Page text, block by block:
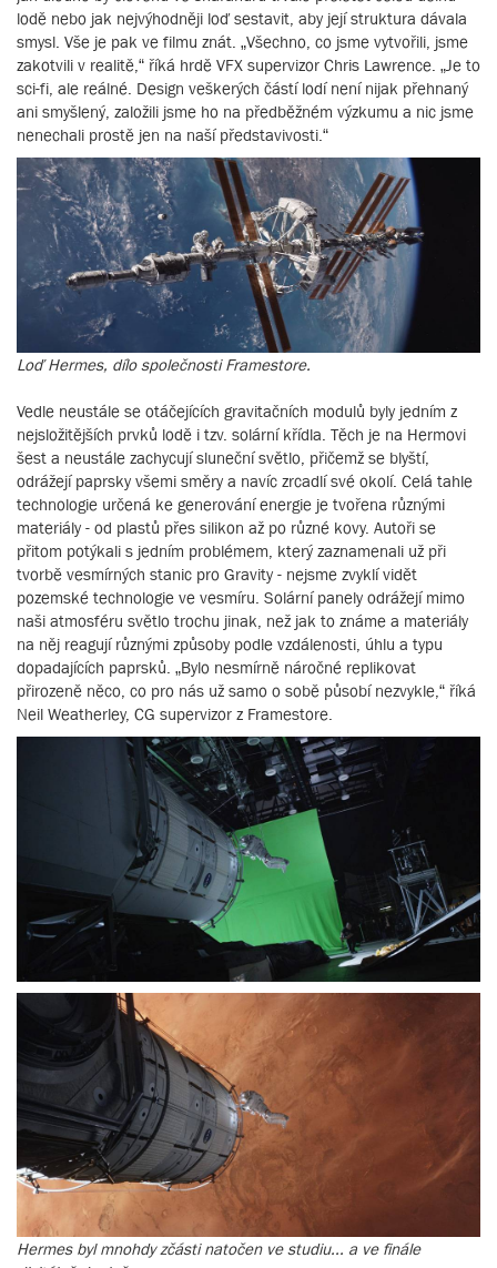
lodě nebo jak nejvýhodněji loď sestavit, aby její struktura dávala
smysl. Vše je pak ve filmu znát. „Všechno, co jsme vytvořili, jsme
zakotvili v realitě,“ říká hrdě VFX supervizor Chris Lawrence. „Je to
sci-fi, ale reálné. Design veškerých částí lodí není nijak přehnaný
ani smyšlený, založili jsme ho na předběžném výzkumu a nic jsme
nenechali prostě jen na naší představivosti.“
Loď Hermes, dílo společnosti Framestore.
Vedle neustále se otáčejících gravitačních modulů byly jedním z
nejsložitějších prvků lodě i tzv. solární křídla. Těch je na Hermovi
šest a neustále zachycují sluneční světlo, přičemž se blyští,
odrážejí paprsky všemi směry a navíc zrcadlí své okolí. Celá tahle
technologie určená ke generování energie je tvořena různými
materiály - od plastů přes silikon až po různé kovy. Autoři se
přitom potýkali s jedním problémem, který zaznamenali už při
tvorbě vesmírných stanic pro Gravity - nejsme zvyklí vidět
pozemské technologie ve vesmíru. Solární panely odrážejí mimo
naši atmosféru světlo trochu jinak, než jak to známe a materiály
na něj reagují různými způsoby podle vzdálenosti, úhlu a typu
dopadajících paprsků. „Bylo nesmírně náročné replikovat
přirozeně něco, co pro nás už samo o sobě působí nezvykle,“ říká
Neil Weatherley, CG supervizor z Framestore.
Hermes byl mnohdy zčásti natočen ve studiu... a ve finále